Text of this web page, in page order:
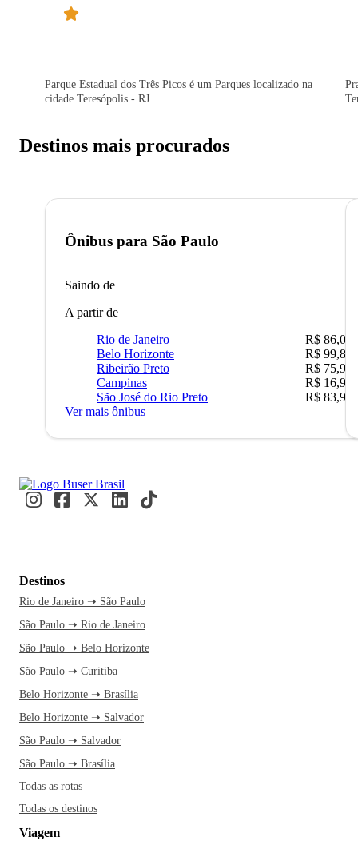
Parque Estadual dos Três Picos é um Parques localizado na
cidade Teresópolis - RJ.
Destinos mais procurados
Ônibus para São Paulo
Saindo de
A partir de
Rio de Janeiro
R$ 86,00
Belo Horizonte
R$ 99,89
Ribeirão Preto
R$ 75,90
Campinas
R$ 16,90
São José do Rio Preto
R$ 83,90
Ver mais ônibus
Destinos
Rio de Janeiro ➝ São Paulo
São Paulo ➝ Rio de Janeiro
São Paulo ➝ Belo Horizonte
São Paulo ➝ Curitiba
Belo Horizonte ➝ Brasília
Belo Horizonte ➝ Salvador
São Paulo ➝ Salvador
São Paulo ➝ Brasília
Todas as rotas
Todas os destinos
Viagem